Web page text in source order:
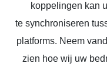
koppelingen kan
te synchroniseren
platforms. Neem
zien hoe wij uw